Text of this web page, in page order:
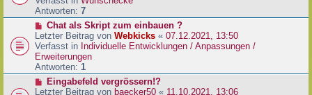
t
r
a
g
e
r
B
e
i
t
r
a
Antworten: 7
N
e
u
e
r
B
e
Chat als Skript zum einbauen ?
Letzter Beitrag von Webkicks « 07.12.2021, 13:50
Verfasst in Individuelle Entwicklungen / Anpassungen /
Erweiterungen
Antworten: 1
N
e
Eingabefeld vergrössern!?
Letzter Beitrag von baecker50 « 11.10.2021, 13:06